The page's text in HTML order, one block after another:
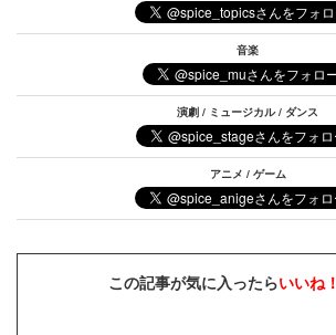
音楽
演劇 / ミュージカル / ダンス
アニメ / ゲーム
この記事が気に入ったらいいね！